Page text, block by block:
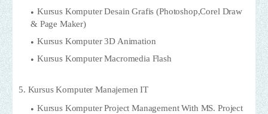
Kursus Komputer Desain Grafis (Photoshop,Corel Draw
& Page Maker)
Kursus Komputer 3D Animation
Kursus Komputer Macromedia Flash
5. Kursus Komputer Manajemen IT
Kursus Komputer Project Management With MS. Project